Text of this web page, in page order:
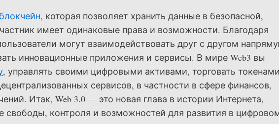
блокчейн, которая позволяет хранить данные в безопасной,
имеет одинаковые права и возможности. Благодаря
могут взаимодействовать друг с другом
инновационные приложения и сервисы. В мире Web3 вы
, управлять своими цифровыми активами, торговать
сервисов, в частности в сфере финансов,
Итак, Web 3.0 — это новая глава в истории Интернета,
свободы, контроля и возможностей для развития в